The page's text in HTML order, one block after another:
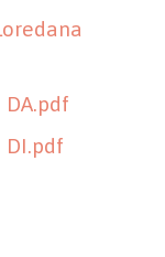
DI.pdf